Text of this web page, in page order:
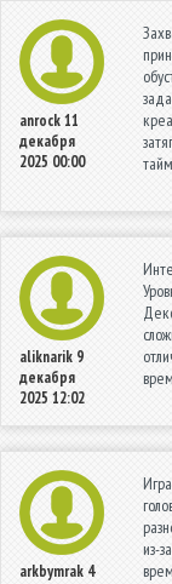
anrock11
декабря
2025 00:00
aliknarik 9
декабря
2025 12:02
arkbymrak 4
из-